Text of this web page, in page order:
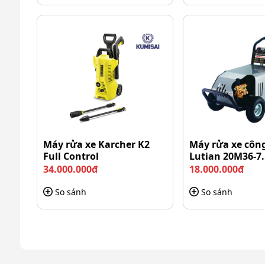
Máy rửa xe Perfect PF-MO7050 được trang bị
mang đến khả năng làm sạch vượt trội trên
đất, bụi bẩn cứng đầu, rong rêu bám lâu ngày
quá nhiều thời gian và công sức.
Máy rửa xe Karcher K2
Full Control
34.000.000đ
So sánh
Máy rửa xe
Lutian 20M36-
18.000.000đ
So sánh